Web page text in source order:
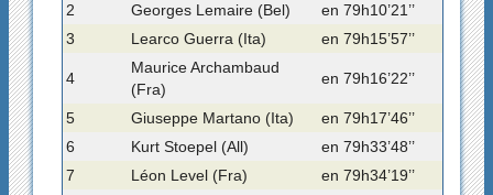
2
Georges Lemaire (Bel)
en 79h10’21’’
3
Learco Guerra (Ita) en 79h15’57’’
4
Maurice Archambaud
(Fra)
en 79h16’22’’
5 Giuseppe Martano (Ita)
en 79h17’46’’
6
Kurt Stoepel (All)
en 79h33’48’’
7
Léon Level (Fra) en 79h34’19’’